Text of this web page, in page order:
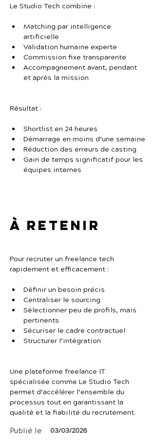
Le Studio Tech combine :
Matching par intelligence
artificielle
Validation humaine experte
Commission fixe transparente
Accompagnement avant, pendant
et après la mission
Résultat :
Shortlist en 24 heures
Démarrage en moins d’une semaine
Réduction des erreurs de casting
Gain de temps significatif pour les
équipes internes
À retenir
Pour recruter un freelance tech
rapidement et efficacement :
Définir un besoin précis
Centraliser le sourcing
Sélectionner peu de profils, mais
pertinents
Sécuriser le cadre contractuel
Structurer l’intégration
Une plateforme freelance IT
spécialisée comme Le Studio Tech
permet d’accélérer l’ensemble du
processus tout en garantissant la
qualité et la fiabilité du recrutement.
Publié le 03/03/2026